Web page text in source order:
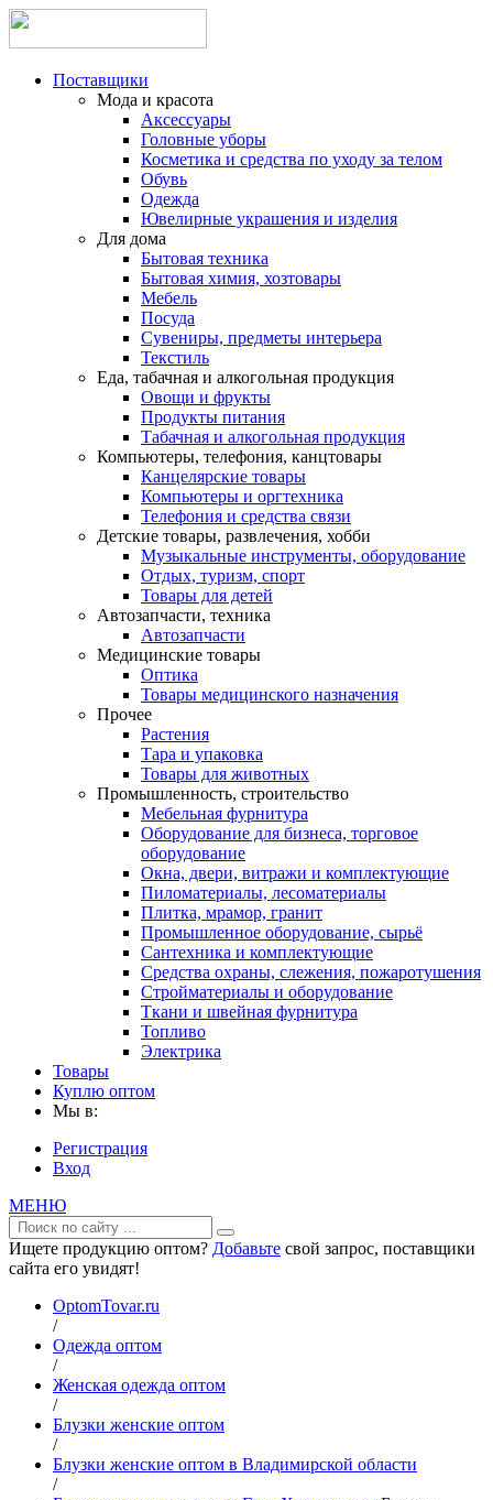
Поставщики
Мода и красота
Аксессуары
Головные уборы
Косметика и средства по уходу за телом
Обувь
Одежда
Ювелирные украшения и изделия
Для дома
Бытовая техника
Бытовая химия, хозтовары
Мебель
Посуда
Сувениры, предметы интерьера
Текстиль
Еда, табачная и алкогольная продукция
Овощи и фрукты
Продукты питания
Табачная и алкогольная продукция
Компьютеры, телефония, канцтовары
Канцелярские товары
Компьютеры и оргтехника
Телефония и средства связи
Детские товары, развлечения, хобби
Музыкальные инструменты, оборудование
Отдых, туризм, спорт
Товары для детей
Автозапчасти, техника
Автозапчасти
Медицинские товары
Оптика
Товары медицинского назначения
Прочее
Растения
Тара и упаковка
Товары для животных
Промышленность, строительство
Мебельная фурнитура
Оборудование для бизнеса, торговое
оборудование
Окна, двери, витражи и комплектующие
Пиломатериалы, лесоматериалы
Плитка, мрамор, гранит
Промышленное оборудование, сырьё
Сантехника и комплектующие
Средства охраны, слежения, пожаротушения
Стройматериалы и оборудование
Ткани и швейная фурнитура
Топливо
Электрика
Товары
Куплю оптом
Мы в:
Регистрация
Вход
МЕНЮ
Ищете продукцию оптом? Добавьте свой запрос, поставщики
сайта его увидят!
OptomTovar.ru
/
Одежда оптом
/
Женская одежда оптом
/
Блузки женские оптом
/
Блузки женские оптом в Владимирской области
/